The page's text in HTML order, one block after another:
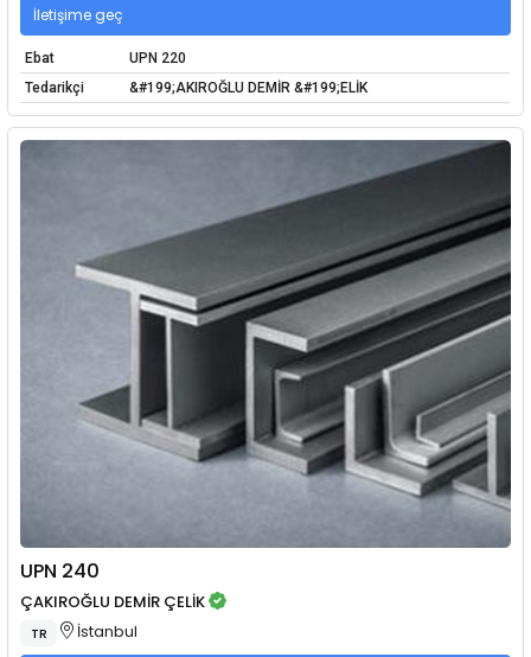
İletişime geç
Ebat
UPN 220
Tedarikçi
&#199;AKIROĞLU DEMİR &#199;ELİK
UPN 240
ÇAKIROĞLU DEMİR ÇELİK
TR İstanbul